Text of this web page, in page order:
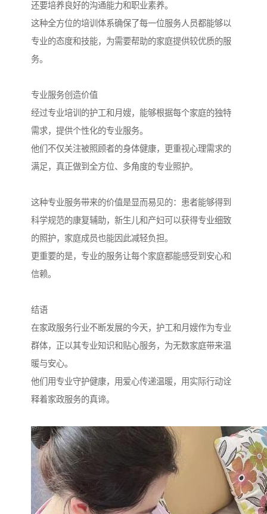
还要培养良好的沟通能力和职业素养。
这种全方位的培训体系确保了每一位服务人员都能够以
专业的态度和技能，为需要帮助的家庭提供较优质的服
务。
专业服务创造价值
经过专业培训的护工和月嫂，能够根据每个家庭的独特
需求，提供个性化的专业服务。
他们不仅关注被照顾者的身体健康，更重视心理需求的
满足，真正做到全方位、多角度的专业照护。
这种专业服务带来的价值是显而易见的：患者能够得到
科学规范的康复辅助，新生儿和产妇可以获得专业细致
的照护，家庭成员也能因此减轻负担。
更重要的是，专业的服务让每个家庭都能感受到安心和
信赖。
结语
在家政服务行业不断发展的今天，护工和月嫂作为专业
群体，正以其专业知识和贴心服务，为无数家庭带来温
暖与安心。
他们用专业守护健康，用爱心传递温暖，用实际行动诠
释着家政服务的真谛。